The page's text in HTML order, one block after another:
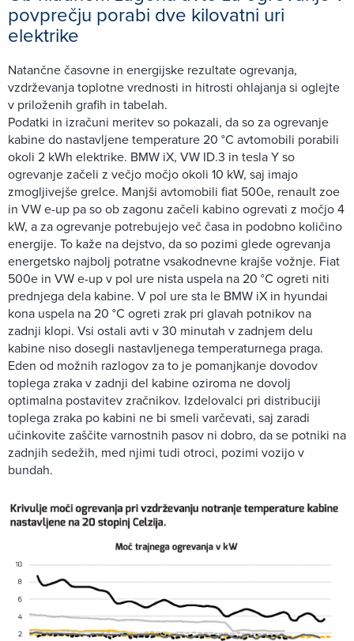
povprečju porabi dve kilovatni uri
elektrike
Natančne časovne in energijske rezultate ogrevanja,
vzdrževanja toplotne vrednosti in hitrosti ohlajanja si oglejte
v priloženih grafih in tabelah.
Podatki in izračuni meritev so pokazali, da so za ogrevanje
kabine do nastavljene temperature 20 °C avtomobili porabili
okoli 2 kWh elektrike. BMW iX, VW ID.3 in tesla Y so
ogrevanje začeli z večjo močjo okoli 10 kW, saj imajo
zmogljivejše grelce. Manjši avtomobili fiat 500e, renault zoe
in VW e-up pa so ob zagonu začeli kabino ogrevati z močjo 4
kW, a za ogrevanje potrebujejo več časa in podobno količino
energije. To kaže na dejstvo, da so pozimi glede ogrevanja
energetsko najbolj potratne vsakodnevne krajše vožnje. Fiat
500e in VW e-up v pol ure nista uspela na 20 °C ogreti niti
prednjega dela kabine. V pol ure sta le BMW iX in hyundai
kona uspela na 20 °C ogreti zrak pri glavah potnikov na
zadnji klopi. Vsi ostali avti v 30 minutah v zadnjem delu
kabine niso dosegli nastavljenega temperaturnega praga.
Eden od možnih razlogov za to je pomanjkanje dovodov
toplega zraka v zadnji del kabine oziroma ne dovolj
optimalna postavitev zračnikov. Izdelovalci pri distribuciji
toplega zraka po kabini ne bi smeli varčevati, saj zaradi
učinkovite zaščite varnostnih pasov ni dobro, da se potniki na
zadnjih sedežih, med njimi tudi otroci, pozimi vozijo v
bundah.